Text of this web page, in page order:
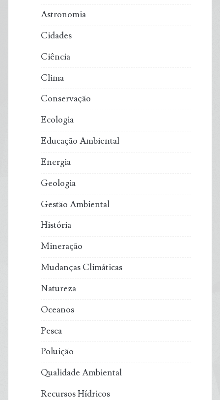
Astronomia
Cidades
Ciência
Clima
Conservação
Ecologia
Educação Ambiental
Energia
Geologia
Gestão Ambiental
História
Mineração
Mudanças Climáticas
Natureza
Oceanos
Pesca
Poluição
Qualidade Ambiental
Recursos Hídricos